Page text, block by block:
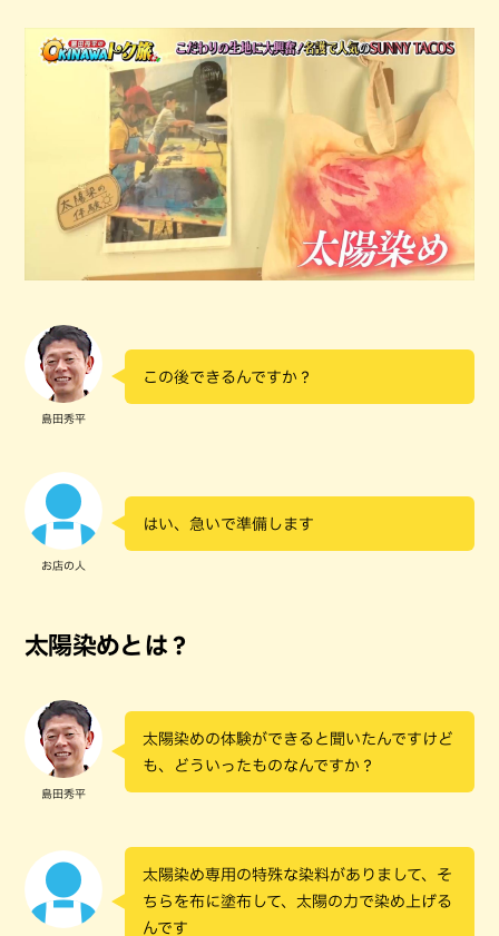
島田秀平
この後できるんですか？
お店の人
はい、急いで準備します
太陽染めとは？
島田秀平
太陽染めの体験ができると聞いたんですけど
も、どういったものなんですか？
太陽染め専用の特殊な染料がありまして、そ
ちらを布に塗布して、太陽の力で染め上げる
んです